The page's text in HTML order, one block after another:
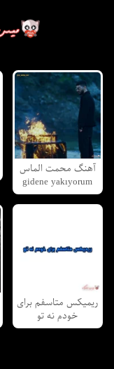
آهنگ محمت الماس
gidene yakıyorum
ریمیکس متاسفم برای
خودم نه تو